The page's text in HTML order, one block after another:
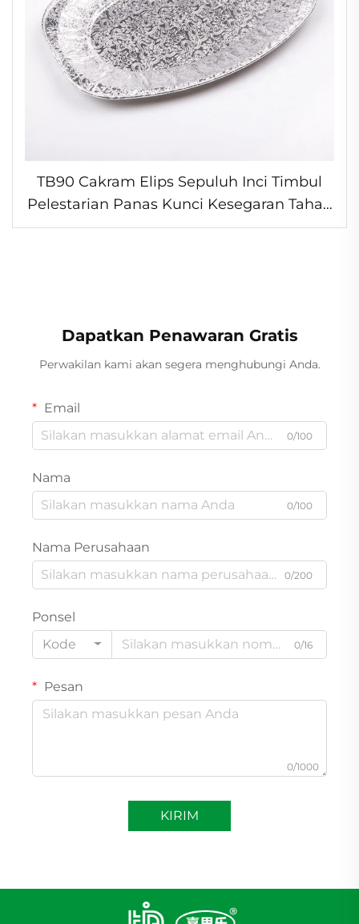
TB90 Cakram Elips Sepuluh Inci Timbul
Pelestarian Panas Kunci Kesegaran Tahan
Minyak, Kedap Air Nampan Oval
Dapatkan Penawaran Gratis
Perwakilan kami akan segera menghubungi Anda.
Email
0/100
Nama
0/100
Nama Perusahaan
0/200
Ponsel
Kode
0/16
Pesan
0/1000
KIRIM